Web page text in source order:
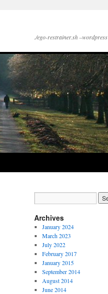
./ego-restrainer.sh –wordpress
Archives
January 2024
March 2023
July 2022
February 2017
January 2015
September 2014
August 2014
June 2014